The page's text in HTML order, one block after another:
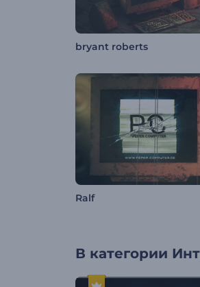
bryant roberts
Ralf
В категории